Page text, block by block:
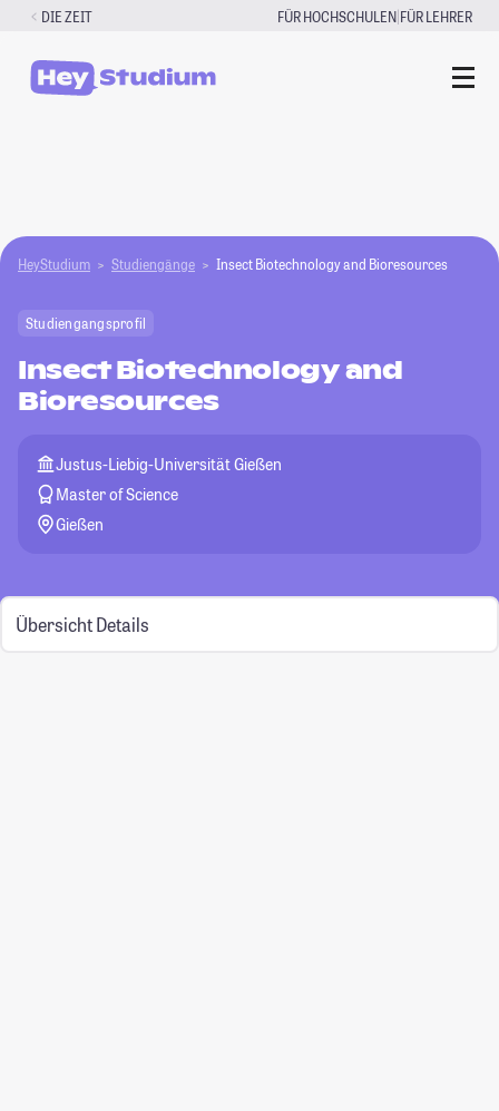
Zum
springen
DIE ZEIT FÜR HOCHSCHULEN|FÜR LEHRER
HeyStudium Studiengänge Insect Biotechnology and Bioresources
Studiengangsprofil
Insect Biotechnology and
Bioresources
Justus-Liebig-Universität Gießen
Master of Science
Gießen
Übersicht Details